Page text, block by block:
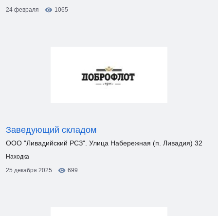
24 февраля
1065
Заведующий складом
ООО "Ливадийский РСЗ". Улица Набережная (п. Ливадия) 32
Находка
25 декабря 2025
699